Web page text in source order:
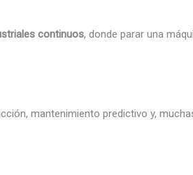
continuos, donde parar una
mantenimiento predictivo y,